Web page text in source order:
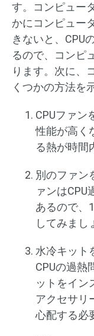
す。コンピュー
かにコンピュー
きないと、CPU
るので、コンピ
ります。次に、
くつかの方法を
CPUファン
性能が高く
る熱が時間
別のファン
ァンは
あるので、
してみまし
水冷キット
CPUの過熱
ットをイン
アクセサリ
心配する必